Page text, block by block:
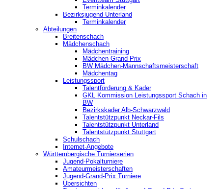
Terminkalender
Bezirksjugend Unterland
Terminkalender
Abteilungen
Breitenschach
Mädchenschach
Mädchentraining
Mädchen Grand Prix
BW Mädchen-Mannschaftsmeisterschaft
Mädchentag
Leistungssport
Talentförderung & Kader
GKL Kommission Leistungssport Schach in
BW
Bezirkskader Alb-Schwarzwald
Talentstützpunkt Neckar-Fils
Talentstützpunkt Unterland
Talentstützpunkt Stuttgart
Schulschach
Internet-Angebote
Württembergische Turnierserien
Jugend-Pokalturniere
Amateurmeisterschaften
Jugend-Grand-Prix Turniere
Übersichten